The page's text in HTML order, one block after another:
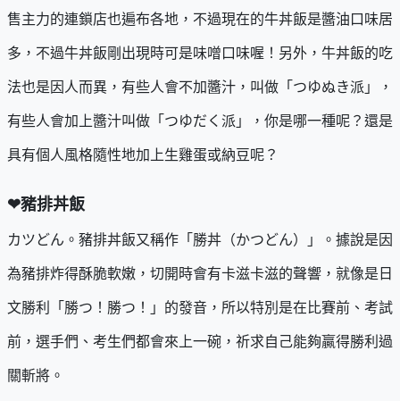
售主力的連鎖店也遍布各地，不過現在的牛丼飯是醬油口味居
多，不過牛丼飯剛出現時可是味噌口味喔！另外，牛丼飯的吃
法也是因人而異，有些人會不加醬汁，叫做「つゆぬき派」，
有些人會加上醬汁叫做「つゆだく派」，你是哪一種呢？還是
具有個人風格隨性地加上生雞蛋或納豆呢？
❤豬排丼飯
カツどん。豬排丼飯又稱作「勝丼（かつどん）」。據說是因
為豬排炸得酥脆軟嫩，切開時會有卡滋卡滋的聲響，就像是日
文勝利「勝つ！勝つ！」的發音，所以特別是在比賽前、考試
前，選手們、考生們都會來上一碗，祈求自己能夠贏得勝利過
關斬將。